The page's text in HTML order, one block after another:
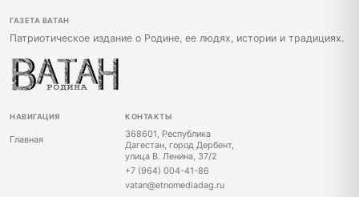
ГАЗЕТА ВАТАН
Патриотическое издание о Родине, ее людях, истории и традициях.
НАВИГАЦИЯ
Главная
КОНТАКТЫ
368601, Республика
Дагестан, город Дербент,
улица В. Ленина, 37/2
+7 (964) 004-41-86
vatan@etnomediadag.ru